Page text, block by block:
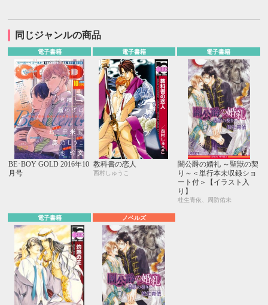
同じジャンルの商品
電子書籍
BE･BOY GOLD 2016年10
月号
電子書籍
教科書の恋人
西村しゅうこ
電子書籍
闇公爵の婚礼 ～聖獣の契
り～＜単行本未収録ショ
ート付＞【イラスト入
り】
桂生青依、周防佑未
電子書籍 ノベルズ